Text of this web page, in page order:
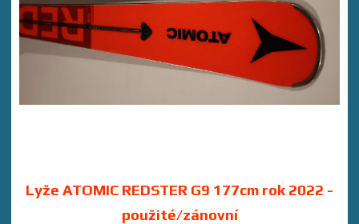
Lyže ATOMIC REDSTER G9 177cm rok 2022 -
použité/zánovní